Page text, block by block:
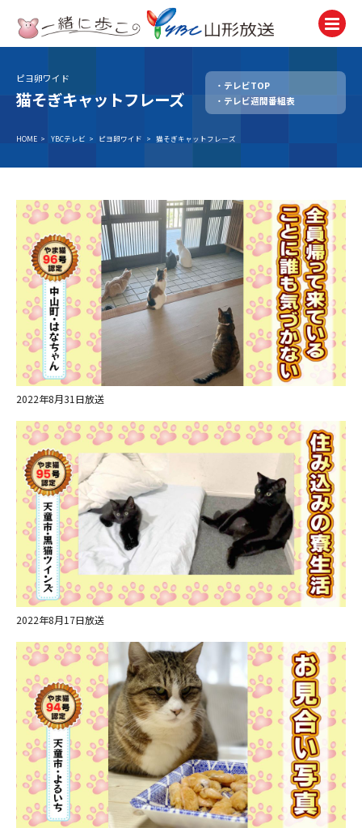
テレビ
TV
ラジオ
News
アナウンサー
Announcer
イベント
Event
試写会・プレゼント
Present
ＹＢＣオンデマンド
やまがた情熱市場
ピヨ卵ワイド
猫そぎキャットフレーズ
テレビTOP
テレビ週間番組表
HOME > YBCテレビ > ピヨ卵ワイド > 猫そぎキャットフレーズ
2022年8月31日放送
2022年8月17日放送